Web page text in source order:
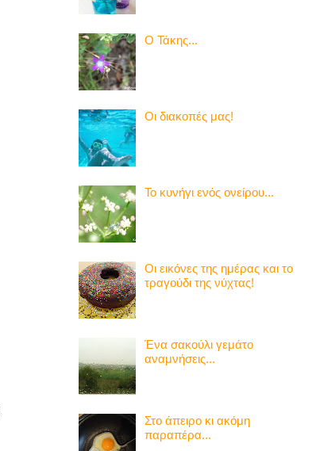
Ο Τάκης...
Οι διακοπές μας!
Το κυνήγι ενός ονείρου...
Οι εικόνες της ημέρας και το
τραγούδι της νύχτας!
Ένα σακούλι γεμάτο
αναμνήσεις...
Στο άπειρο κι ακόμη
παραπέρα...